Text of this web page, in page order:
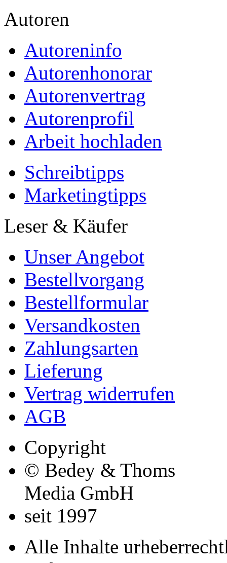
Autoren
Autoreninfo
Autorenhonorar
Autorenvertrag
Autorenprofil
Arbeit hochladen
Schreibtipps
Marketingtipps
Leser & Käufer
Unser Angebot
Bestellvorgang
Bestellformular
Versandkosten
Zahlungsarten
Lieferung
Vertrag widerrufen
AGB
Copyright
© Bedey & Thoms
Media GmbH
seit 1997
Alle Inhalte